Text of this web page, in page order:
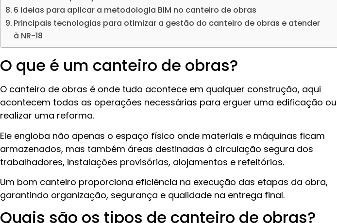
6 ideias para aplicar a metodologia BIM no canteiro de obras
Principais tecnologias para otimizar a gestão do canteiro de obras e atender
à NR-18
O que é um canteiro de obras?
O canteiro de obras é onde tudo acontece em qualquer construção, aqui
acontecem todas as operações necessárias para erguer uma edificação ou
realizar uma reforma.
Ele engloba não apenas o espaço físico onde materiais e máquinas ficam
armazenados, mas também áreas destinadas à circulação segura dos
trabalhadores, instalações provisórias, alojamentos e refeitórios.
Um bom canteiro proporciona eficiência na execução das etapas da obra,
garantindo organização, segurança e qualidade na entrega final.
Quais são os tipos de canteiro de obras?